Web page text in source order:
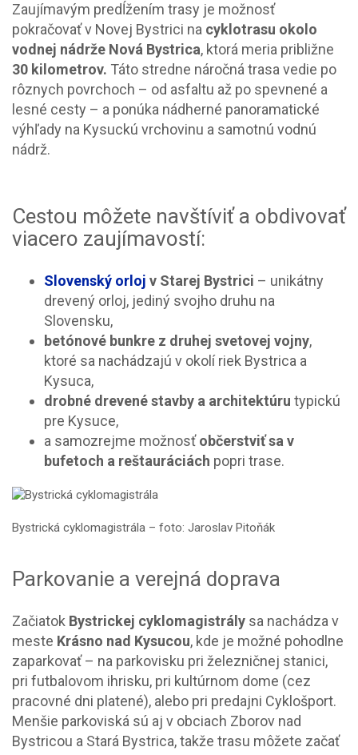
Zaujímavým predĺžením trasy je možnosť
pokračovať v Novej Bystrici na cyklotrasu okolo
vodnej nádrže Nová Bystrica, ktorá meria približne
30 kilometrov. Táto stredne náročná trasa vedie po
rôznych povrchoch – od asfaltu až po spevnené a
lesné cesty – a ponúka nádherné panoramatické
výhľady na Kysuckú vrchovinu a samotnú vodnú
nádrž.
Cestou môžete navštíviť a obdivovať
viacero zaujímavostí:
Slovenský orloj v Starej Bystrici – unikátny
drevený orloj, jediný svojho druhu na
Slovensku,
betónové bunkre z druhej svetovej vojny,
ktoré sa nachádzajú v okolí riek Bystrica a
Kysuca,
drobné drevené stavby a architektúru typickú
pre Kysuce,
a samozrejme možnosťobčerstviť sa v
bufetoch a reštauráciách popri trase.
Bystrická cyklomagistrála – foto: Jaroslav Pitoňák
Parkovanie a verejná doprava
Začiatok Bystrickej cyklomagistrály sa nachádza v
meste Krásno nad Kysucou, kde je možné pohodlne
zaparkovať – na parkovisku pri železničnej stanici,
pri futbalovom ihrisku, pri kultúrnom dome (cez
pracovné dni platené), alebo pri predajni Cyklošport.
Menšie parkoviská sú aj v obciach Zborov nad
Bystricou a Stará Bystrica, takže trasu môžete začať